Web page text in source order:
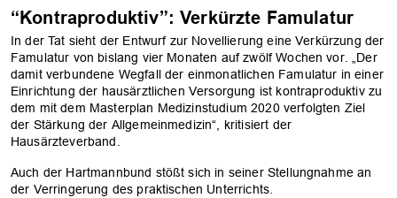
“Kontraproduktiv”: Verkürzte Famulatur
In der Tat sieht der Entwurf zur Novellierung eine Verkürzung der
Famulatur von bislang vier Monaten auf zwölf Wochen vor. „Der
damit verbundene Wegfall der einmonatlichen Famulatur in einer
Einrichtung der hausärztlichen Versorgung ist kontraproduktiv zu
dem mit dem Masterplan Medizinstudium 2020 verfolgten Ziel
der Stärkung der Allgemeinmedizin“, kritisiert der
Hausärzteverband.
Auch der Hartmannbund stößt sich in seiner Stellungnahme an
der Verringerung des praktischen Unterrichts.